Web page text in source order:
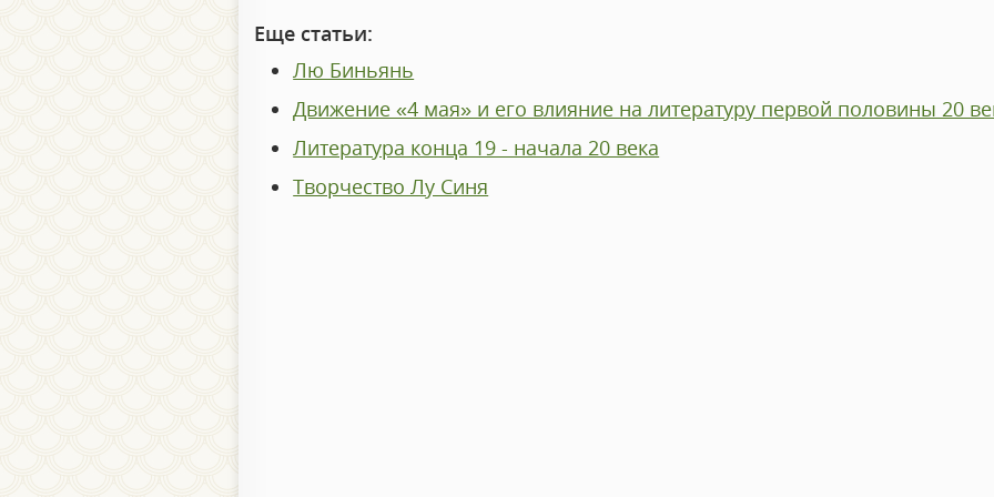
Еще статьи:
Лю Биньянь
Движение «4 мая» и его влияние на литературу первой половины 20
Литература конца 19 - начала 20 века
Творчество Лу Синя